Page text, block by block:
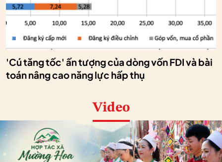
'Cú tăng tốc' ấn tượng của dòng vốn FDI và bài
toán nâng cao năng lực hấp thụ
Video